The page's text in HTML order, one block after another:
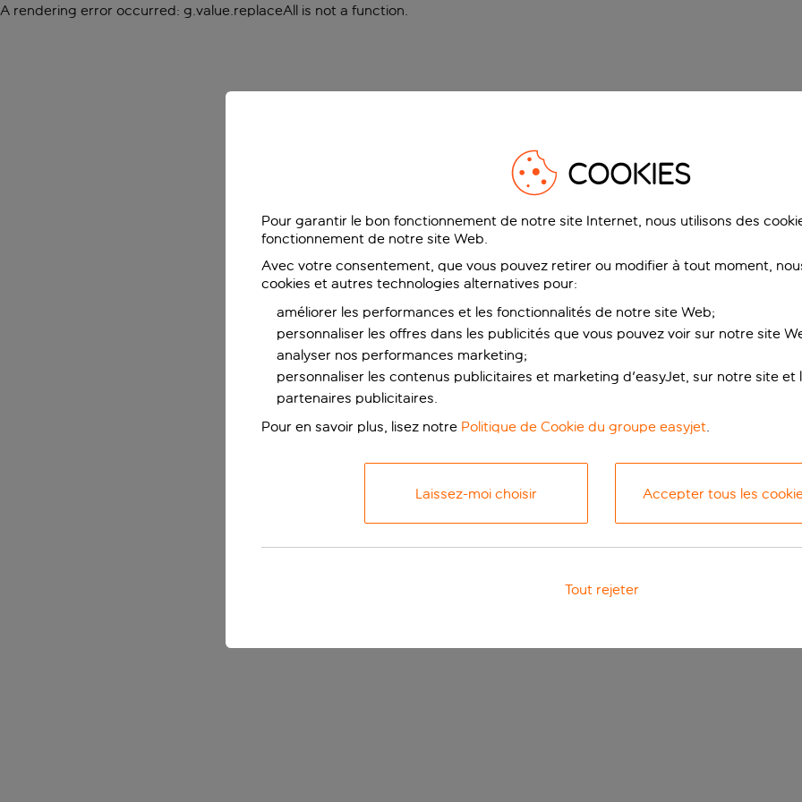
A rendering error occurred: g.value.replaceAll is not a function.
COOKIES
Pour garantir le bon fonctionnement de notre site Internet, nous utilisons des
fonctionnement de notre site Web.
Avec votre consentement, que vous pouvez retirer ou modifier à tout moment,
cookies et autres technologies alternatives pour:
améliorer les performances et les fonctionnalités de notre site Web;
personnaliser les offres dans les publicités que vous pouvez voir sur notre site
analyser nos performances marketing;
personnaliser les contenus publicitaires et marketing d'easyJet, sur notre site et
partenaires publicitaires.
Pour en savoir plus, lisez notre Politique de Cookie du groupe easyjet.
Laissez-moi choisir Accepter tous les
Tout rejeter